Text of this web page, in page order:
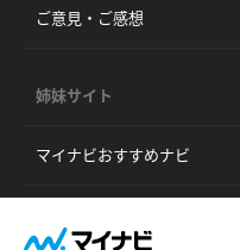
ご意見・ご感想
姉妹サイト
マイナビおすすめナビ